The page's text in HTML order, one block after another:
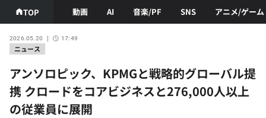
TOP 動画 AI 音楽/PF SNS アニメ/ゲーム
ニュース
2026.05.20 17:49
アンソロピック、KPMGと戦略的グローバル提
携 クロードをコアビジネスと276,000人以上
の従業員に展開